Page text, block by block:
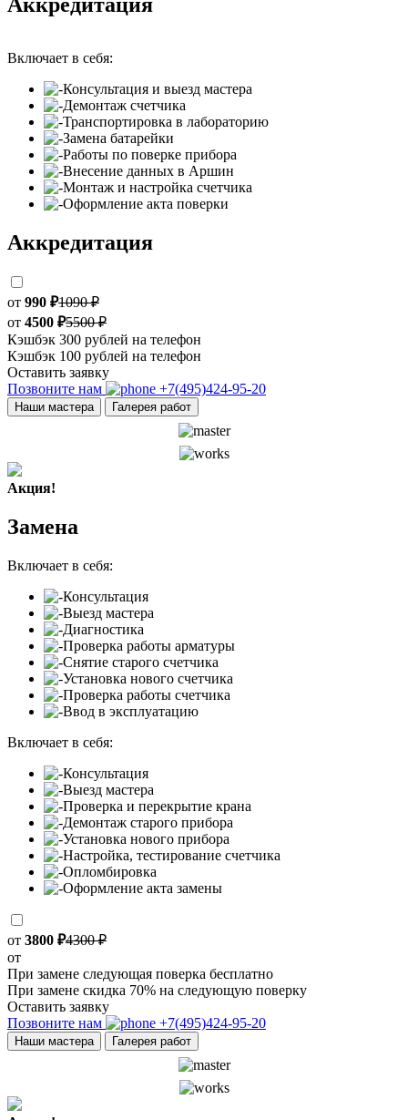
Включает в себя:
Консультация и выезд мастера
Демонтаж счетчика
Транспортировка в лабораторию
Замена батарейки
Работы по поверке прибора
Внесение данных в Аршин
Монтаж и настройка счетчика
Оформление акта поверки
Аккредитация
от 990 ₽1090 ₽
от 4500 ₽5500 ₽
Кэшбэк 300 рублей на телефон
Кэшбэк 100 рублей на телефон
Оставить заявку
Позвоните нам
+7(495)424-95-20
Наши мастера Галерея работ
Акция!
Замена
Включает в себя:
Консультация
Выезд мастера
Диагностика
Проверка работы арматуры
Снятие старого счетчика
Установка нового счетчика
Проверка работы счетчика
Ввод в эксплуатацию
Включает в себя:
Консультация
Выезд мастера
Проверка и перекрытие крана
Демонтаж старого прибора
Установка нового прибора
Настройка, тестирование счетчика
Опломбировка
Оформление акта замены
от 3800 ₽4300 ₽
от
При замене следующая поверка бесплатно
При замене скидка 70% на следующую поверку
Оставить заявку
Позвоните нам
+7(495)424-95-20
Наши мастера Галерея работ